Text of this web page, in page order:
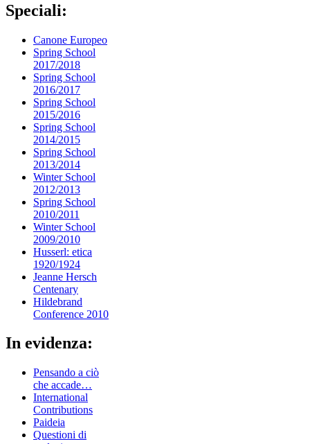
Speciali:
Canone Europeo
Spring School
2017/2018
Spring School
2016/2017
Spring School
2015/2016
Spring School
2014/2015
Spring School
2013/2014
Winter School
2012/2013
Spring School
2010/2011
Winter School
2009/2010
Husserl: etica
1920/1924
Jeanne Hersch
Centenary
Hildebrand
Conference 2010
In evidenza:
Pensando a ciò
che accade…
International
Contributions
Paideia
Questioni di